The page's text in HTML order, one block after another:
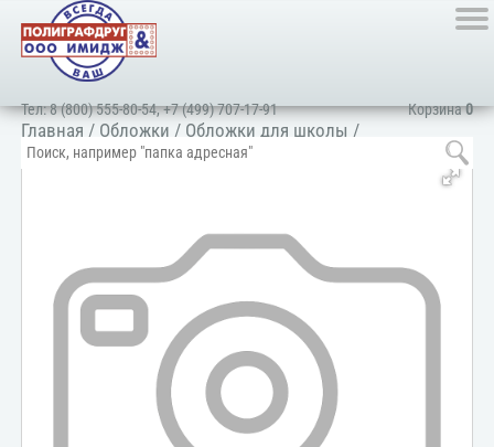
Корзина0
Тел:8 (800) 555-80-54,+7 (499) 707-17-91
Главная / Обложки / Обложки для школы /